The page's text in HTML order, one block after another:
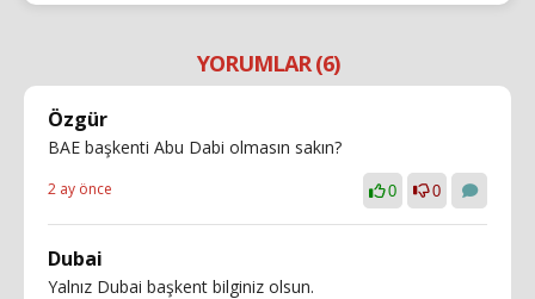
YORUMLAR (6)
Özgür
BAE başkenti Abu Dabi olmasın sakın?
2 ay önce 0 0
Dubai
Yalnız Dubai başkent bilginiz olsun.